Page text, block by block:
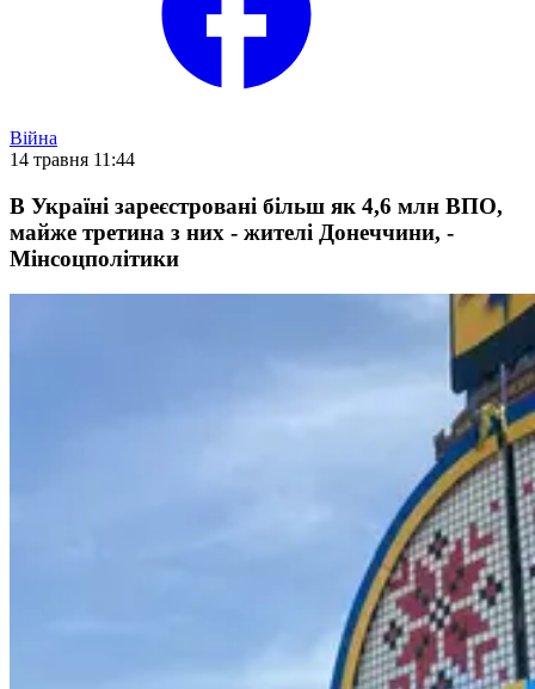
Війна
14 травня 11:44
В Україні зареєстровані більш як 4,6 млн ВПО,
майже третина з них - жителі Донеччини, -
Мінсоцполітики